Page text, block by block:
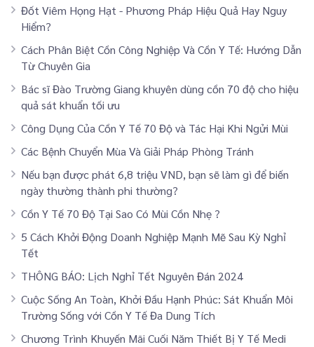
Đốt Viêm Họng Hạt - Phương Pháp Hiệu Quả Hay Nguy
Hiểm?
Cách Phân Biệt Cồn Công Nghiệp Và Cồn Y Tế: Hướng Dẫn
Từ Chuyên Gia
Bác sĩ Đào Trường Giang khuyên dùng cồn 70 độ cho hiệu
quả sát khuẩn tối ưu
Công Dụng Của Cồn Y Tế 70 Độ và Tác Hại Khi Ngửi Mùi
Các Bệnh Chuyển Mùa Và Giải Pháp Phòng Tránh
Nếu bạn được phát 6,8 triệu VND, bạn sẽ làm gì để biến
ngày thường thành phi thường?
Cồn Y Tế 70 Độ Tại Sao Có Mùi Cồn Nhẹ ?
5 Cách Khởi Động Doanh Nghiệp Mạnh Mẽ Sau Kỳ Nghỉ
Tết
THÔNG BÁO: Lịch Nghỉ Tết Nguyên Đán 2024
Cuộc Sống An Toàn, Khởi Đầu Hạnh Phúc: Sát Khuẩn Môi
Trường Sống với Cồn Y Tế Đa Dung Tích
Chương Trình Khuyến Mãi Cuối Năm Thiết Bị Y Tế Medi